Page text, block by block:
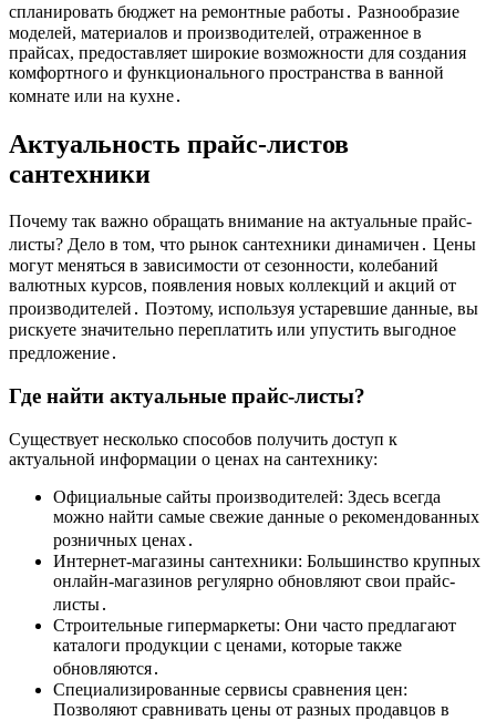
спланировать бюджет на ремонтные работы․ Разнообразие
моделей, материалов и производителей, отраженное в
прайсах, предоставляет широкие возможности для создания
комфортного и функционального пространства в ванной
комнате или на кухне․
Актуальность прайс-листов
сантехники
Почему так важно обращать внимание на актуальные прайс-
листы? Дело в том, что рынок сантехники динамичен․ Цены
могут меняться в зависимости от сезонности, колебаний
валютных курсов, появления новых коллекций и акций от
производителей․ Поэтому, используя устаревшие данные, вы
рискуете значительно переплатить или упустить выгодное
предложение․
Где найти актуальные прайс-листы?
Существует несколько способов получить доступ к
актуальной информации о ценах на сантехнику:
Официальные сайты производителей: Здесь всегда
можно найти самые свежие данные о рекомендованных
розничных ценах․
Интернет-магазины сантехники: Большинство крупных
онлайн-магазинов регулярно обновляют свои прайс-
листы․
Строительные гипермаркеты: Они часто предлагают
каталоги продукции с ценами, которые также
обновляются․
Специализированные сервисы сравнения цен:
Позволяют сравнивать цены от разных продавцов в